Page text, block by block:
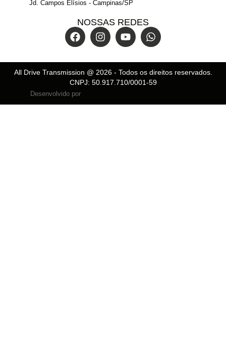
Jd. Campos Elísios - Campinas/SP
NOSSAS REDES
All Drive Transmission @ 2026- Todos os direitos reservados.
CNPJ: 50.917.710/0001-59
Desenvolvido por